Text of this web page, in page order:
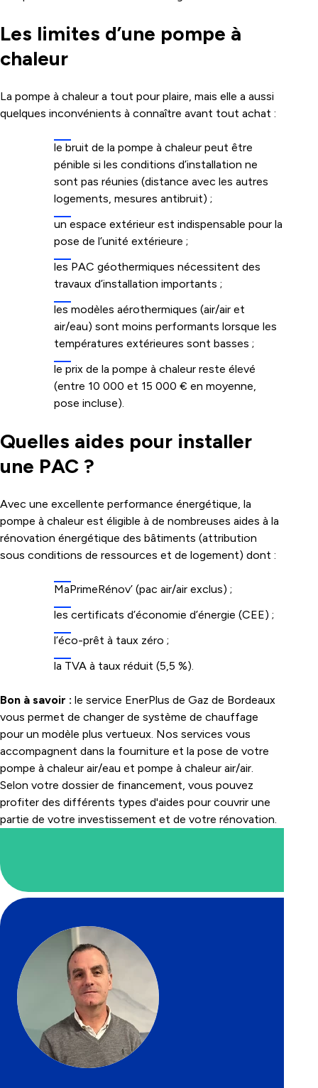
Les limites d’une pompe à
chaleur
La pompe à chaleur a tout pour plaire, mais elle a aussi
quelques inconvénients à connaître avant tout achat :
le bruit de la pompe à chaleur peut être
pénible si les conditions d’installation ne
sont pas réunies (distance avec les autres
logements, mesures antibruit) ;
un espace extérieur est indispensable pour la
pose de l’unité extérieure ;
les PAC géothermiques nécessitent des
travaux d’installation importants ;
les modèles aérothermiques (air/air et
air/eau) sont moins performants lorsque les
températures extérieures sont basses ;
le prix de la pompe à chaleur reste élevé
(entre 10 000 et 15 000 € en moyenne,
pose incluse).
Quelles aides pour installer
une PAC ?
Avec une excellente performance énergétique, la
pompe à chaleur est éligible à de nombreuses aides à la
rénovation énergétique des bâtiments (attribution
sous conditions de ressources et de logement) dont :
MaPrimeRénov’ (pac air/air exclus) ;
les certificats d’économie d’énergie (CEE) ;
l’éco-prêt à taux zéro ;
la TVA à taux réduit (5,5 %).
Bon à savoir : le service EnerPlus de Gaz de Bordeaux
vous permet de changer de système de chauffage
pour un modèle plus vertueux. Nos services vous
accompagnent dans la fourniture et la pose de votre
pompe à chaleur air/eau et pompe à chaleur air/air.
Selon votre dossier de financement, vous pouvez
profiter des différents types d'aides pour couvrir une
partie de votre investissement et de votre rénovation.